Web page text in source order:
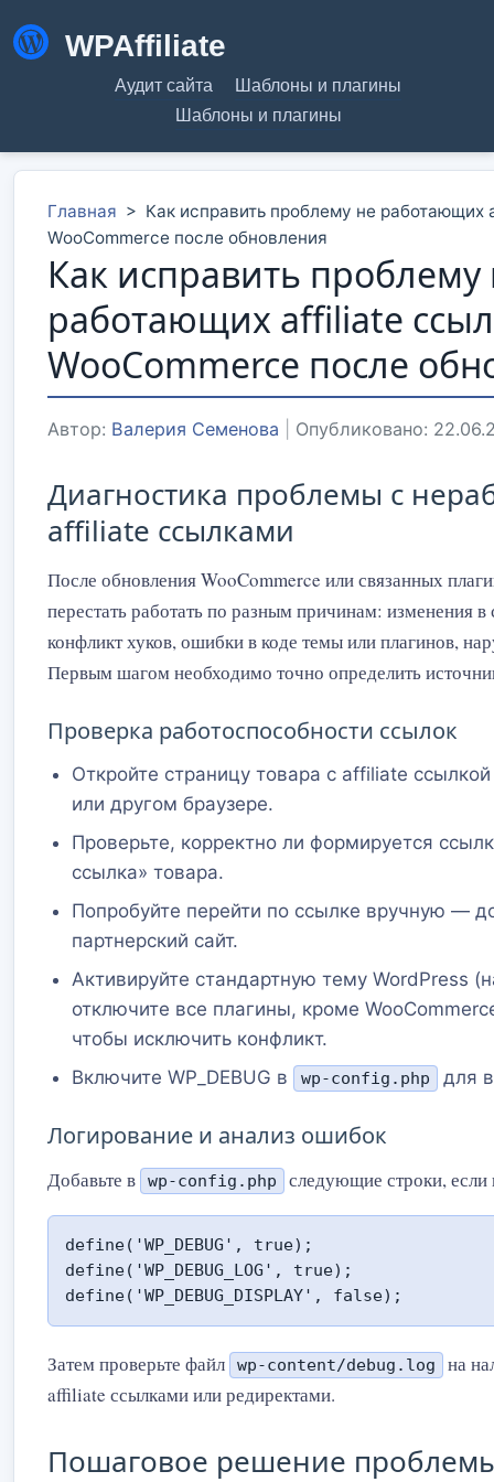
WPAffiliate
Аудит сайта
Шаблоны и плагины
Шаблоны и плагины
Главная > Как исправить проблему не
WooCommerce после обновления
Как исправить проблему
работающих affiliate
WooCommerce после
Автор: Валерия Семенова Опубликовано:
Диагностика проблемы с
affiliate ссылками
После обновления WooCommerce или связанных
перестать работать по разным причинам: изменения в
конфликт хуков, ошибки в коде темы или плагинов,
Первым шагом необходимо точно определить
Проверка работоспособности ссылок
Откройте страницу товара с affiliate
или другом браузере.
Проверьте, корректно ли формируется
ссылка» товара.
Попробуйте перейти по ссылке вручную —
партнерский сайт.
Активируйте стандартную тему WordPress
отключите все плагины, кроме
чтобы исключить конфликт.
Включите WP_DEBUG в
wp-config.php для
Логирование и анализ ошибок
Добавьте в wp-config.php следующие строки, если
define('WP_DEBUG', true);
define('WP_DEBUG_LOG', true);
define('WP_DEBUG_DISPLAY', false);
Затем проверьте файл wp-content/debug.log
на
affiliate ссылками или редиректами.
Пошаговое решение